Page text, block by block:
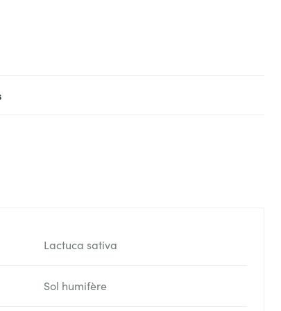
Lactuca sativa
Sol humifère